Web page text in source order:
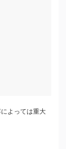
よっては重大